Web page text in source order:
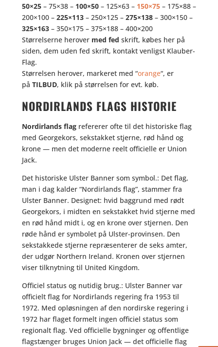
50×25– 75×38 – 100×50– 125×63 – 150×75– 175×88 –
200×100 – 225×113– 250×125 –275×138– 300×150 –
325×163– 350×175 – 375×188 – 400×200
Størrelserne herover med fed skrift, købes her på
siden, dem uden fed skrift, kontakt venligst Klauber-
Flag.
Størrelsen herover, markeret med “orange“, er
på TILBUD, klik på størrelsen for evt. køb.
NORDIRLANDS FLAGS HISTORIE
Nordirlands flagrefererer ofte til det historiske flag
med Georgekors, sekstakket stjerne, rød hånd og
krone — men det moderne reelt officielle er Union
Jack.
Det historiske Ulster Banner som symbol.: Det flag,
man i dag kalder “Nordirlands flag”, stammer fra
Ulster Banner. Designet: hvid baggrund med rødt
Georgekors, i midten en sekstakket hvid stjerne med
en rød hånd midt i, og en krone over stjernen. Den
røde hånd er symbolet på Ulster-provinsen. Den
sekstakkede stjerne repræsenterer de seks amter,
der udgør Northern Ireland. Kronen over stjernen
viser tilknytning til United Kingdom.
Officiel status og nutidig brug.: Ulster Banner var
officielt flag for Nordirlands regering fra 1953 til
1972. Med opløsningen af den nordirske regering i
1972 har flaget formelt ingen officiel status som
regionalt flag. Ved officielle bygninger og offentlige
flagstænger bruges Union Jack — det officielle flag